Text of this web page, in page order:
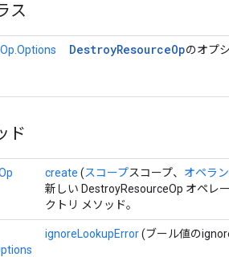
ス
DestroyResourceOpのオプ
ド
create (スコープスコープ、 オペラ
新しい DestroyResourceOp オペレ
クトリ メソッド。
ignoreLookupError(ブール値の